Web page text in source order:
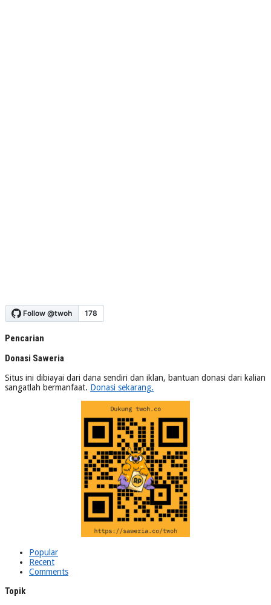
Pencarian
Donasi Saweria
Situs ini dibiayai dari dana sendiri dan iklan, bantuan donasi dari kalian
sangatlah bermanfaat. Donasi sekarang.
Popular
Recent
Comments
Topik